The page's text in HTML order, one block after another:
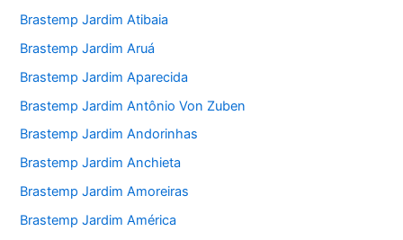
Brastemp Jardim Atibaia
Brastemp Jardim Aruá
Brastemp Jardim Aparecida
Brastemp Jardim Antônio Von Zuben
Brastemp Jardim Andorinhas
Brastemp Jardim Anchieta
Brastemp Jardim Amoreiras
Brastemp Jardim América